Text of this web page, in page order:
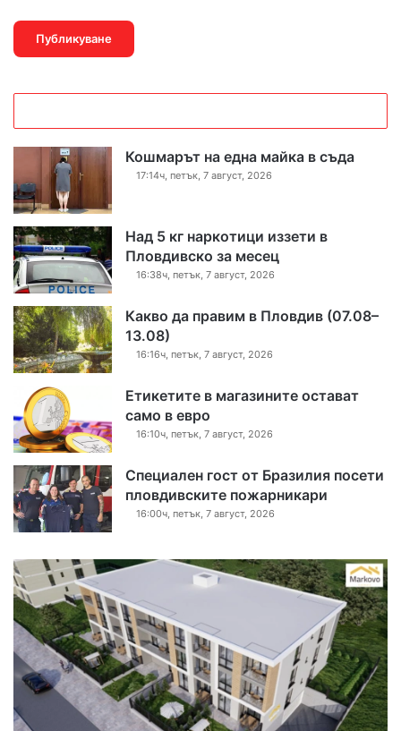
Кошмарът на една майка в съда
17:14ч, петък, 7 август, 2026
Над 5 кг наркотици иззети в
Пловдивско за месец
16:38ч, петък, 7 август, 2026
Какво да правим в Пловдив (07.08–
13.08)
16:16ч, петък, 7 август, 2026
Етикетите в магазините остават
само в евро
16:10ч, петък, 7 август, 2026
Специален гост от Бразилия посети
пловдивските пожарникари
16:00ч, петък, 7 август, 2026